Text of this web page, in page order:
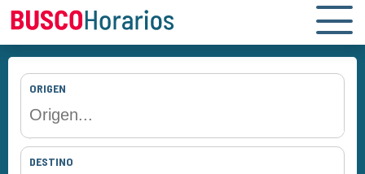
ORIGEN
DESTINO